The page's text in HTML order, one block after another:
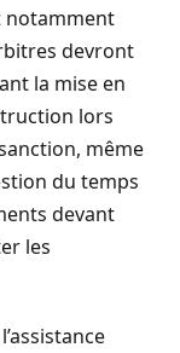
notamment
devront
la mise en
lors
même
du temps
devant
les